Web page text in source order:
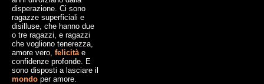
disperazione. Ci sono
ragazze superficiali e
disilluse, che hanno due
o tre ragazzi, e ragazzi
che vogliono tenerezza,
amore vero, felicitàe
confidenze profonde. E
sono disposti a lasciare il
mondoper amore.